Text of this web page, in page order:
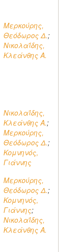
Μερκούρης,
Θεόδωρος Δ.;
Νικολαΐδης,
Κλεάνθης A.
Νικολαΐδης,
Κλεάνθης A.;
Μερκούρης,
Θεόδωρος Δ.;
Κομνηνός,
Γιάννης
Μερκούρης,
Θεόδωρος Δ.;
Κομνηνός,
Γιάννης;
Νικολαΐδης,
Κλεάνθης A.